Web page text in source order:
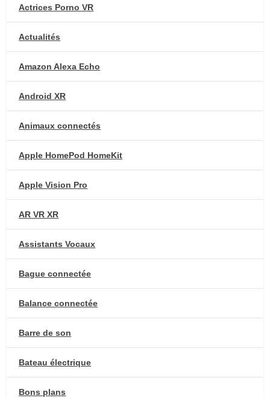
Actrices Porno VR
Actualités
Amazon Alexa Echo
Android XR
Animaux connectés
Apple HomePod HomeKit
Apple Vision Pro
AR VR XR
Assistants Vocaux
Bague connectée
Balance connectée
Barre de son
Bateau électrique
Bons plans